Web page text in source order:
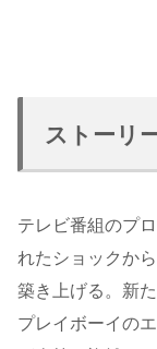
ストーリ
テレビ番組のプ
れたショックか
築き上げる。新
プレイボーイの